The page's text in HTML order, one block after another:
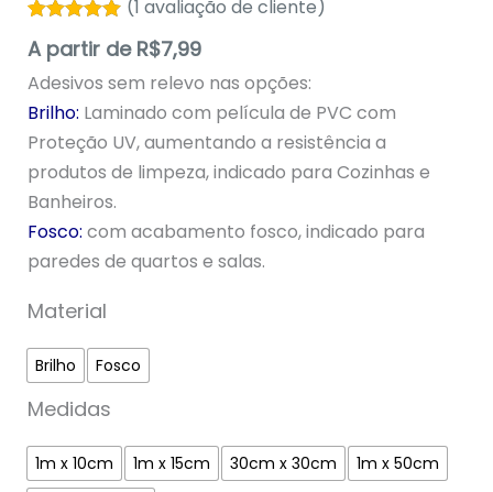
como5.00 de
baseado em
avaliação de
cliente
(1 avaliação de cliente)
A partir de R$7,99
Adesivos sem relevo nas opções:
Brilho: Laminado com película de PVC com
Proteção UV, aumentando a resistência a
produtos de limpeza, indicado para Cozinhas e
Banheiros.
Fosco: com acabamento fosco, indicado para
paredes de quartos e salas.
Material
Brilho Fosco
Medidas
1m x 10cm 1m x 15cm 30cm x 30cm
1m x 50cm